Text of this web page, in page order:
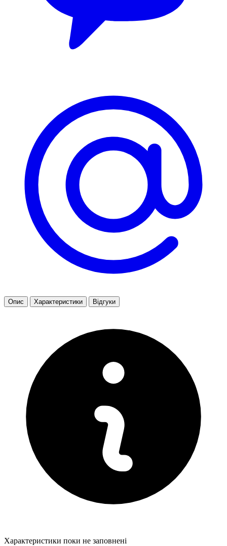
Опис Характеристики Відгуки
Характеристики поки не заповнені